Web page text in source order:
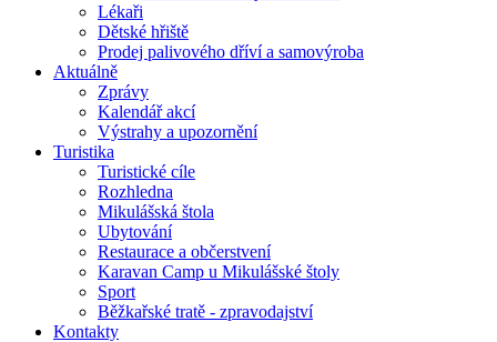
Lékaři
Dětské hřiště
Prodej palivového dříví a samovýroba
Aktuálně
Zprávy
Kalendář akcí
Výstrahy a upozornění
Turistika
Turistické cíle
Rozhledna
Mikulášská štola
Ubytování
Restaurace a občerstvení
Karavan Camp u Mikulášské štoly
Sport
Běžkařské tratě - zpravodajství
Kontakty